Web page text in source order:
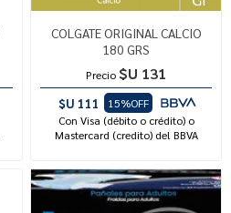
COLGATE ORIGINAL CALCIO
180 GRS
Precio $U 131
$U 111
15%OFF
Con Visa (débito o crédito) o
Mastercard (credito) del BBVA